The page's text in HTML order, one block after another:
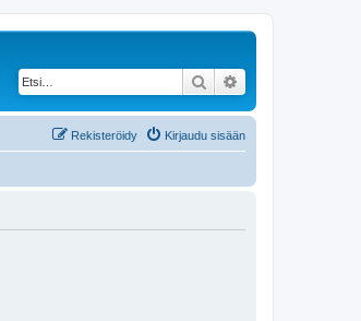
Etsi
Kirjaudu sisään
Rekisteröidy